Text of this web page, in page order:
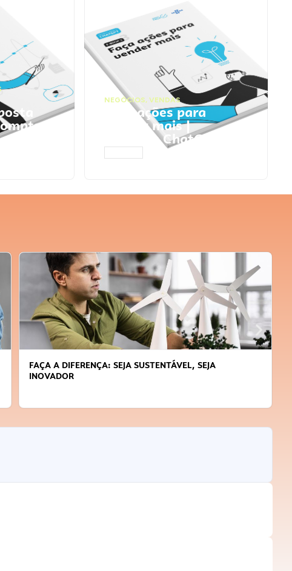
NEGÓCIOS, VENDAS
Faça ações para
vender mais |
Prompts ChatGPT
FAÇA A DIFERENÇA: SEJA SUSTENTÁVEL, SEJA
INOVADOR